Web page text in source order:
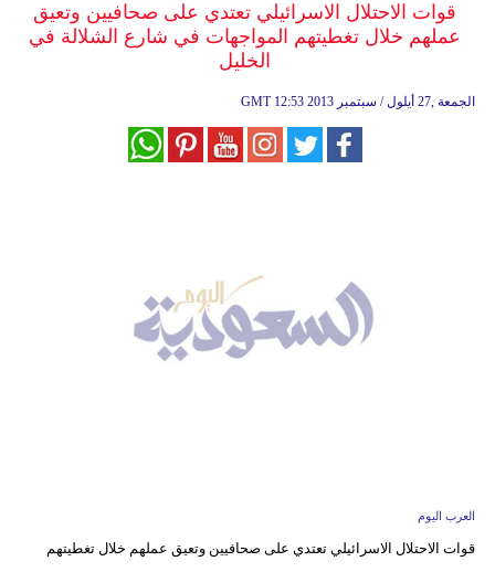
وموسيقى
وتكنولوجيا
قوات الاحتلال الاسرائيلي تعتدي على صحافيين وتعيق
عملهم خلال تغطيتهم المواجهات في شارع الشلالة في
الخليل
GMT 12:53 2013 الجمعة ,27 أيلول / سبتمبر
العرب اليوم
قوات الاحتلال الاسرائيلي تعتدي على صحافيين وتعيق عملهم خلال تغطيتهم